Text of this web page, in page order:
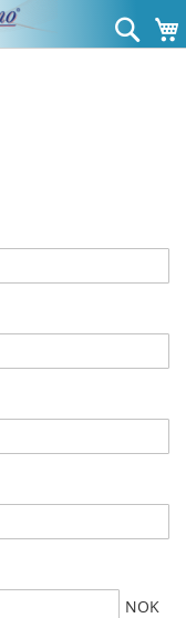
Søk
NOK